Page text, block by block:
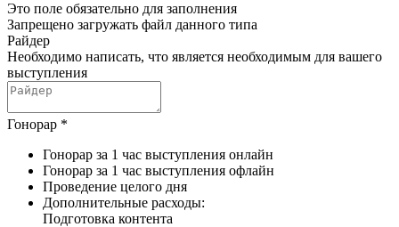
Это поле обязательно для заполнения
Запрещено загружать файл данного типа
Райдер
Необходимо написать, что является необходимым для вашего
выступления
Гонорар *
Гонорар за 1 час выступления онлайн
Гонорар за 1 час выступления офлайн
Проведение целого дня
Дополнительные расходы:
Подготовка контента